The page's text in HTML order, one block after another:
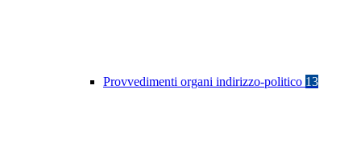
Provvedimenti organi indirizzo-politico 13